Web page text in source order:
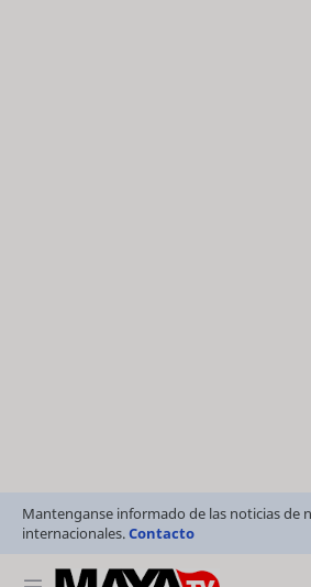
Mantenganse informado de las noticias de
internacionales.Contacto